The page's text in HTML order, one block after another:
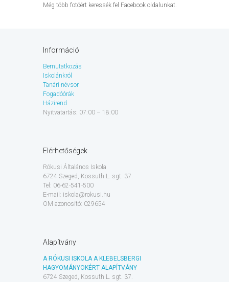
Még több fotóért keressék fel Facebook oldalunkat.
Információ
Bemutatkozás
Iskolánkról
Tanári névsor
Fogadóórák
Házirend
Nyitvatartás: 07:00 – 18:00
Elérhetőségek
Rókusi Általános Iskola
6724 Szeged, Kossuth L. sgt. 37.
Tel: 06-62-541-500
E-mail: iskola@rokusi.hu
OM azonosító: 029654
Alapítvány
A RÓKUSI ISKOLA A KLEBELSBERGI
HAGYOMÁNYOKÉRT ALAPÍTVÁNY
6724 Szeged, Kossuth L. sgt. 37.